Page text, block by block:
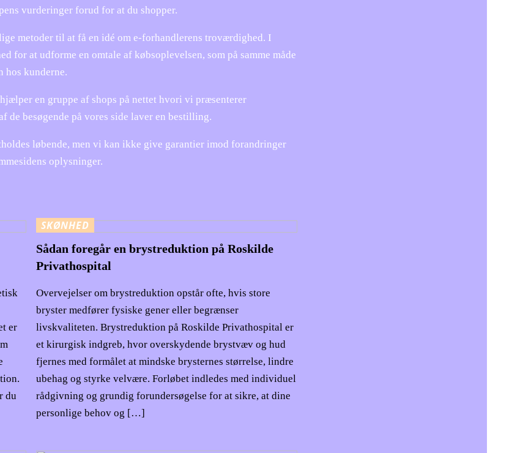
vurderinger forud for at du shopper.
metoder til at få en idé om e-forhandlerens troværdighed. I
for at udforme en omtale af købsoplevelsen, som på samme måde
hos kunderne.
en gruppe af shops på nettet hvori vi præsenterer
de besøgende på vores side laver en bestilling.
løbende, men vi kan ikke give garantier imod forandringer
oplysninger.
er
du
SKØNHED
Sådan foregår en brystreduktion på Roskilde
Privathospital
Overvejelser om brystreduktion opstår ofte, hvis store
bryster medfører fysiske gener eller begrænser
livskvaliteten. Brystreduktion på Roskilde Privathospital er
et kirurgisk indgreb, hvor overskydende brystvæv og hud
fjernes med formålet at mindske brysternes størrelse, lindre
ubehag og styrke velvære. Forløbet indledes med individuel
rådgivning og grundig forundersøgelse for at sikre, at dine
personlige behov og […]